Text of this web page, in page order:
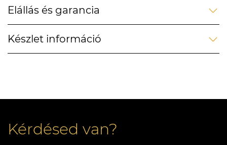
Elállás és garancia
Készlet információ
Kérdésed van?